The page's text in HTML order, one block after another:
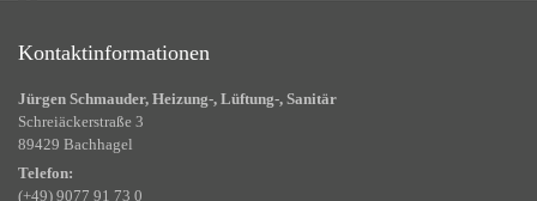
Kontaktinformationen
Jürgen Schmauder, Heizung-, Lüftung-, Sanitär
Schreiäckerstraße 3
89429 Bachhagel
Telefon:
(+49) 9077 91 73 0